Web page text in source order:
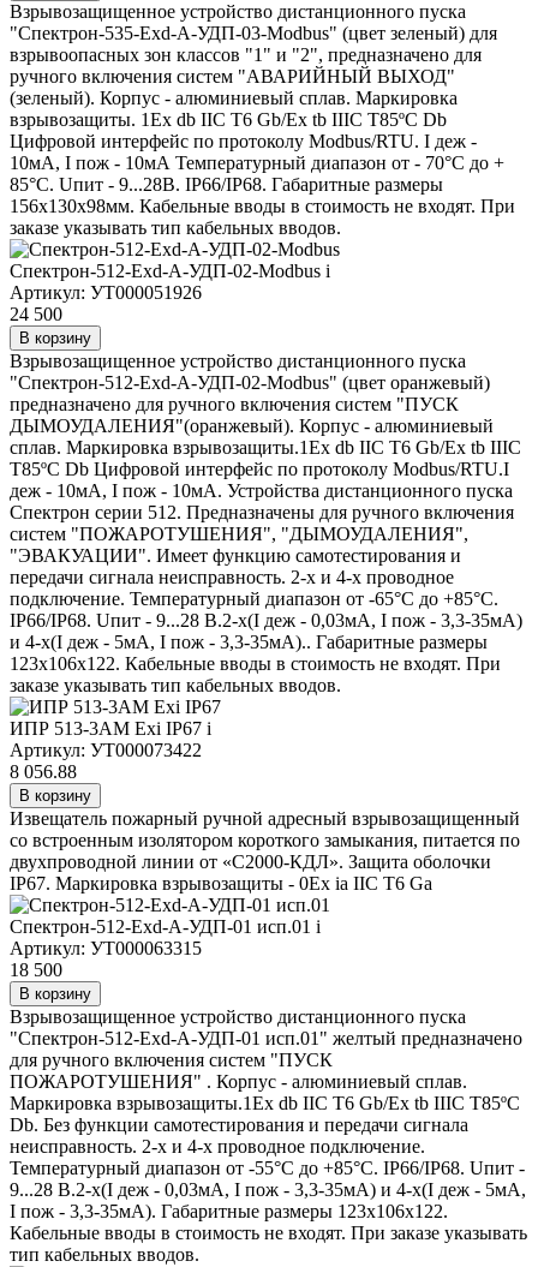
Взрывозащищенное устройство дистанционного пуска
"Спектрон-535-Exd-А-УДП-03-Modbus" (цвет зеленый) для
взрывоопасных зон классов "1" и "2", предназначено для
ручного включения систем "АВАРИЙНЫЙ ВЫХОД"
(зеленый). Корпус - алюминиевый сплав. Маркировка
взрывозащиты. 1Ex db IIC T6 Gb/Ex tb IIIC T85ºC Db
Цифровой интерфейс по протоколу Modbus/RTU. I деж -
10мА, I пож - 10мА Температурный диапазон от - 70°C до +
85°C. Uпит - 9...28В. IP66/IP68. Габаритные размеры
156х130х98мм. Кабельные вводы в стоимость не входят. При
заказе указывать тип кабельных вводов.
Спектрон-512-Exd-А-УДП-02-Modbus i
Артикул: УТ000051926
24 500
В корзину
Взрывозащищенное устройство дистанционного пуска
"Спектрон-512-Exd-А-УДП-02-Modbus" (цвет оранжевый)
предназначено для ручного включения систем "ПУСК
ДЫМОУДАЛЕНИЯ"(оранжевый). Корпус - алюминиевый
сплав. Маркировка взрывозащиты.1Ex db IIC T6 Gb/Ex tb IIIC
T85ºC Db Цифровой интерфейс по протоколу Modbus/RTU.I
деж - 10мА, I пож - 10мА. Устройства дистанционного пуска
Спектрон серии 512. Предназначены для ручного включения
систем "ПОЖАРОТУШЕНИЯ", "ДЫМОУДАЛЕНИЯ",
"ЭВАКУАЦИИ". Имеет функцию самотестирования и
передачи сигнала неисправность. 2-х и 4-х проводное
подключение. Температурный диапазон от -65°C до +85°C.
IP66/IP68. Uпит - 9...28 В.2-х(I деж - 0,03мА, I пож - 3,3-35мА)
и 4-х(I деж - 5мА, I пож - 3,3-35мА).. Габаритные размеры
123х106х122. Кабельные вводы в стоимость не входят. При
заказе указывать тип кабельных вводов.
ИПР 513-3АМ Exi IP67 i
Артикул: УТ000073422
8 056.88
В корзину
Извещатель пожарный ручной адресный взрывозащищенный
со встроенным изолятором короткого замыкания, питается по
двухпроводной линии от «С2000-КДЛ». Защита оболочки
IP67. Маркировка взрывозащиты - 0Ex ia IIC T6 Ga
Спектрон-512-Exd-А-УДП-01 исп.01 i
Артикул: УТ000063315
18 500
В корзину
Взрывозащищенное устройство дистанционного пуска
"Спектрон-512-Exd-А-УДП-01 исп.01" желтый предназначено
для ручного включения систем "ПУСК
ПОЖАРОТУШЕНИЯ" . Корпус - алюминиевый сплав.
Маркировка взрывозащиты.1Ex db IIC T6 Gb/Ex tb IIIC T85ºC
Db. Без функции самотестирования и передачи сигнала
неисправность. 2-х и 4-х проводное подключение.
Температурный диапазон от -55°C до +85°C. IP66/IP68. Uпит -
9...28 В.2-х(I деж - 0,03мА, I пож - 3,3-35мА) и 4-х(I деж - 5мА,
I пож - 3,3-35мА). Габаритные размеры 123х106х122.
Кабельные вводы в стоимость не входят. При заказе указывать
тип кабельных вводов.